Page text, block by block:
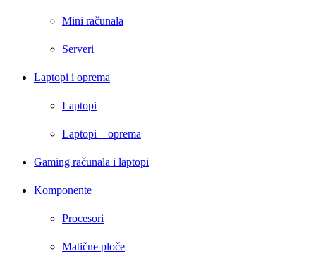
Mini računala
Serveri
Laptopi i oprema
Laptopi
Laptopi – oprema
Gaming računala i laptopi
Komponente
Procesori
Matične ploče